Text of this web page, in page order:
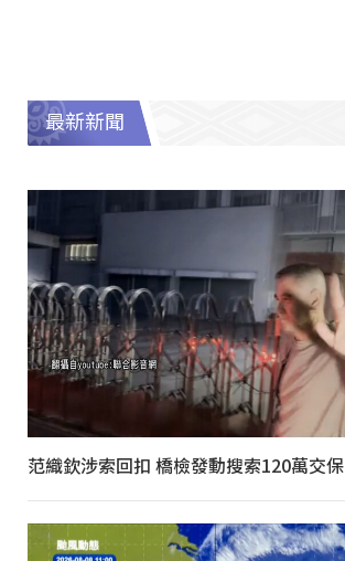
最新新聞
范織欽涉索回扣 橋檢發動搜索120萬交保